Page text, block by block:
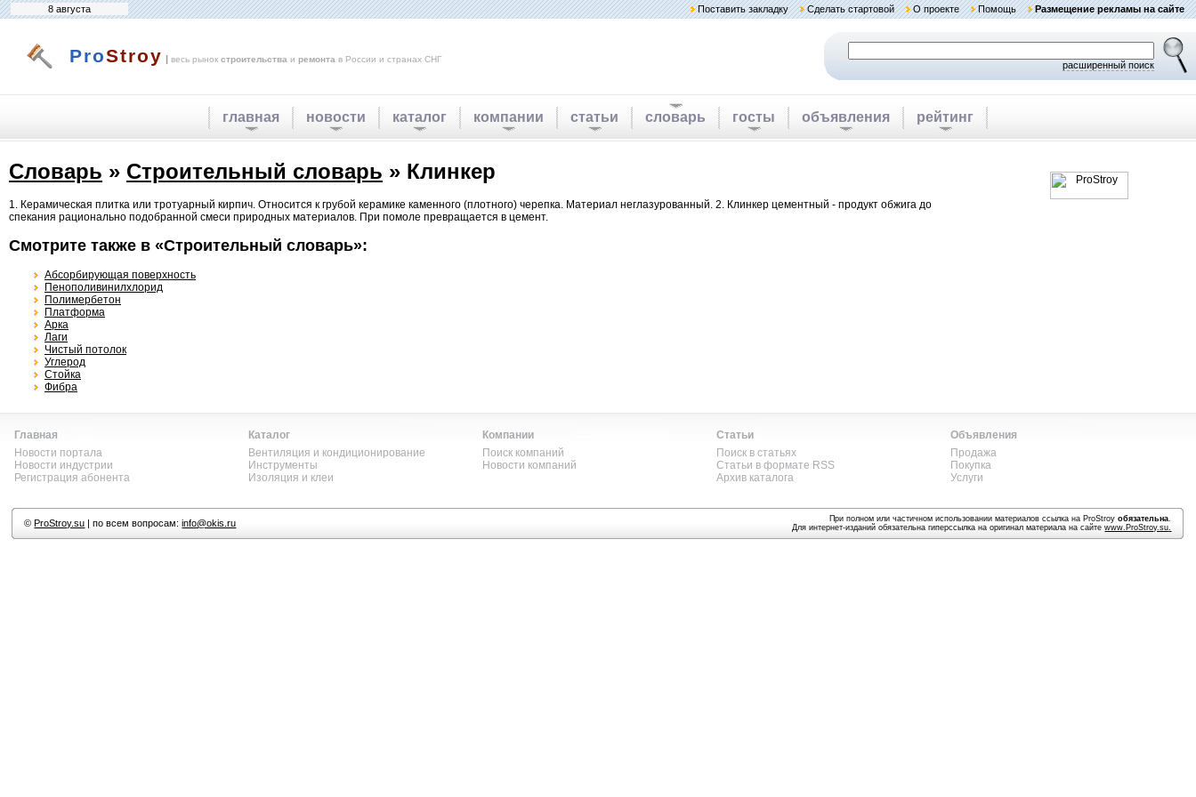
8 августа Поставить закладку Сделать стартовой О проекте Помощь Размещение рекламы на сайте
ProStroy | весь рынок строительства и ремонта в России и странах СНГ
расширенный поиск
главная новости каталог компании статьи словарь госты объявления рейтинг
Словарь » Строительный словарь » Клинкер
1. Керамическая плитка или тротуарный кирпич. Относится к грубой керамике каменного (плотного) черепка. Материал неглазурованный. 2. Клинкер цементный - продукт обжига до
спекания рационально подобранной смеси природных материалов. При помоле превращается в цемент.
Смотрите также в «Строительный словарь»:
Абсорбирующая поверхность
Пенополивинилхлорид
Полимербетон
Платформа
Арка
Лаги
Чистый потолок
Углерод
Стойка
Фибра
Главная
Новости портала
Новости индустрии
Регистрация абонента
Каталог
Вентиляция и кондиционирование
Инструменты
Изоляция и клеи
Компании
Поиск компаний
Новости компаний
Статьи
Поиск в статьях
Статьи в формате RSS
Архив каталога
Объявления
Продажа
Покупка
Услуги
©ProStroy.su | по всем вопросам:info@okis.ru При полном или частичном использовании материалов ссылка на ProStroyобязательна.
Для интернет-изданий обязательна гиперссылка на оригинал материала на сайтеwww.ProStroy.su.